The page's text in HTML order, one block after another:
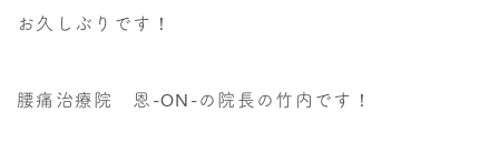
お久しぶりです！
腰痛治療院 恩-ON-の院長の竹内です！